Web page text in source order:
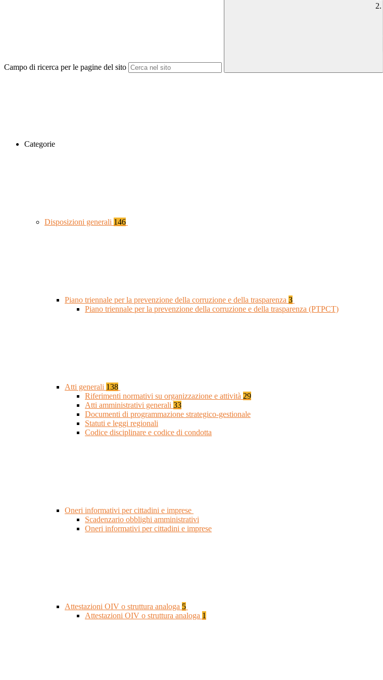
Campo di ricerca per le pagine del sito
Categorie
Disposizioni generali 146
Piano triennale per la prevenzione della corruzione e della trasparenza 3
Piano triennale per la prevenzione della corruzione e della trasparenza (PTPCT)
Atti generali 138
Riferimenti normativi su organizzazione e attività 29
Atti amministrativi generali 33
Documenti di programmazione strategico-gestionale
Statuti e leggi regionali
Codice disciplinare e codice di condotta
Oneri informativi per cittadini e imprese
Scadenzario obblighi amministrativi
Oneri informativi per cittadini e imprese
Attestazioni OIV o struttura analoga 5
Attestazioni OIV o struttura analoga 1